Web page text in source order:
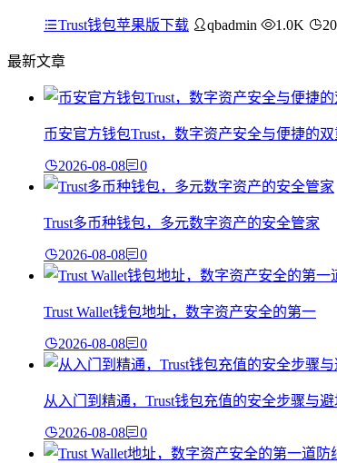
Trust钱包苹果版下载 qbadmin 1.0K
最新文章
币安官方钱包Trust，数字资产安全与便捷的
2026-08-08 0
Trust多币种钱包，多元数字资产的安全管家
2026-08-08 0
Trust Wallet钱包地址，数字资产安全的第一
2026-08-08 0
从入门到精通，Trust钱包充值的安全步骤与
2026-08-08 0